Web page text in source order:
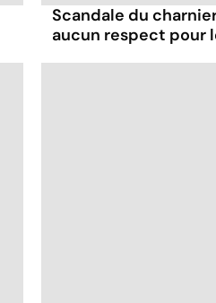
Scandale du
aucun respect pour